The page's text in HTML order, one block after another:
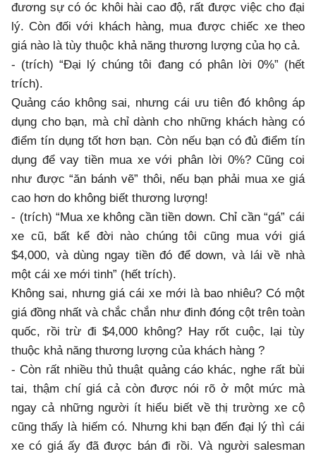
đương sự có óc khôi hài cao độ, rất được việc cho đại
lý. Còn đối với khách hàng, mua được chiếc xe theo
giá nào là tùy thuộc khả năng thương lượng của họ cả.
- (trích) “Đại lý chúng tôi đang có phân lời 0%” (hết
trích).
Quảng cáo không sai, nhưng cái ưu tiên đó không áp
dụng cho bạn, mà chỉ dành cho những khách hàng có
điểm tín dụng tốt hơn bạn. Còn nếu bạn có đủ điểm tín
dụng để vay tiền mua xe với phân lời 0%? Cũng coi
như được “ăn bánh vẽ” thôi, nếu bạn phải mua xe giá
cao hơn do không biết thương lượng!
- (trích) “Mua xe không cần tiền down. Chỉ cần “gá” cái
xe cũ, bất kể đời nào chúng tôi cũng mua với giá
$4,000, và dùng ngay tiền đó để down, và lái về nhà
một cái xe mới tinh” (hết trích).
Không sai, nhưng giá cái xe mới là bao nhiêu? Có một
giá đồng nhất và chắc chắn như đinh đóng cột trên toàn
quốc, rồi trừ đi $4,000 không? Hay rốt cuộc, lại tùy
thuộc khả năng thương lượng của khách hàng ?
- Còn rất nhiều thủ thuật quảng cáo khác, nghe rất bùi
tai, thậm chí giá cả còn được nói rõ ở một mức mà
ngay cả những người ít hiểu biết về thị trường xe cộ
cũng thấy là hiếm có. Nhưng khi bạn đến đại lý thì cái
xe có giá ấy đã được bán đi rồi. Và người salesman